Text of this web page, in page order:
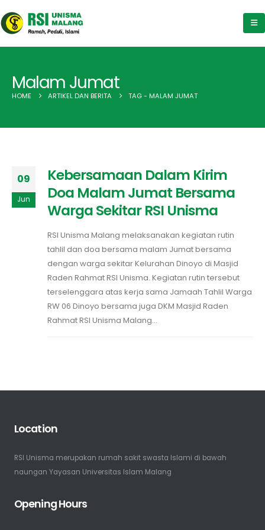
Malam Jumat
HOME ARTIKEL DAN BERITA TAG - MALAM JUMAT
09
Jun
Kebersamaan Dalam Kirim
Doa Malam Jumat Bersama
Warga Sekitar RSI Unisma
RSI Unisma Malang melaksanakan kegiatan rutin
tahlil dan doa bersama malam Jumat bersama
dengan warga sekitar Kelurahan Dinoyo di Masjid
Raden Rahmat RSI Unisma. Kegiatan rutin tersebut
terselenggara atas kerja sama Jamaah Tahlil Warga
RW 06 Dinoyo bersama juga DKM Masjid Raden
Rahmat RSI Unisma Malang...
Location
RSI Unisma merupakan rumah sakit swasta Islami di bawah
naungan Yayasan Universitas Islam Malang
Opening Hours